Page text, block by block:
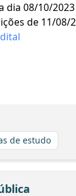
dia 08/10/2023
de 11/08/
de estudo